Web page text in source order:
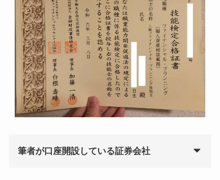
筆者が口座開設している証券会社